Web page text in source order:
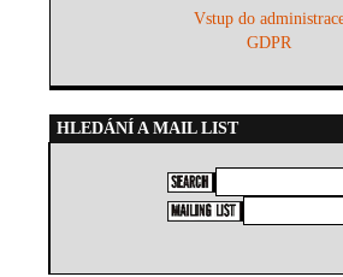
Vstup do
GDPR
HLEDÁNÍ A MAIL LIST